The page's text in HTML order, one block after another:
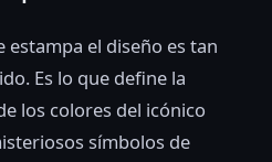
estampa el diseño es tan
Es lo que define la
los colores del icónico
símbolos de